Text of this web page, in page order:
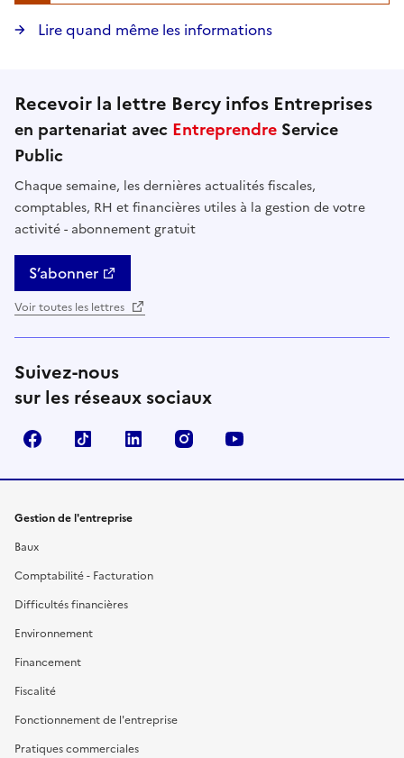
Lire quand même les informations
Recevoir la lettre Bercy infos Entreprises
en partenariat avec Entreprendre Service
Public
Chaque semaine, les dernières actualités fiscales,
comptables, RH et financières utiles à la gestion de votre
activité - abonnement gratuit
S’abonner
Voir toutes les lettres
Suivez-nous
sur les réseaux sociaux
FacebookTikTok Linkedin Instagram
Gestion de l'entreprise
Baux
Comptabilité - Facturation
Difficultés financières
Environnement
Financement
Fiscalité
Fonctionnement de l'entreprise
Pratiques commerciales